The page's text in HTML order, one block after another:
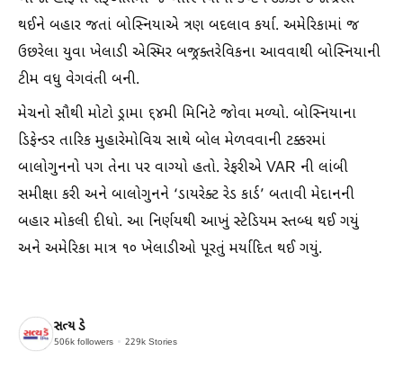
થઈને બહાર જતાં બોસ્નિયાએ ત્રણ બદલાવ કર્યા. અમેરિકામાં જ
ઉછરેલા યુવા ખેલાડી એસ્મિર બજ્રક્તરેવિકના આવવાથી બોસ્નિયાની
ટીમ વધુ વેગવંતી બની.
મેચનો સૌથી મોટો ડ્રામા ૬૪મી મિનિટે જોવા મળ્યો. બોસ્નિયાના
ડિફેન્ડર તારિક મુહારેમોવિચ સાથે બોલ મેળવવાની ટક્કરમાં
બાલોગુનનો પગ તેના પર વાગ્યો હતો. રેફરીએ VAR ની લાંબી
સમીક્ષા કરી અને બાલોગુનને ‘ડાયરેક્ટ રેડ કાર્ડ’ બતાવી મેદાનની
બહાર મોકલી દીધો. આ નિર્ણયથી આખું સ્ટેડિયમ સ્તબ્ધ થઈ ગયું
અને અમેરિકા માત્ર ૧૦ ખેલાડીઓ પૂરતું મર્યાદિત થઈ ગયું.
સત્ય ડે
506k followers 229k Stories